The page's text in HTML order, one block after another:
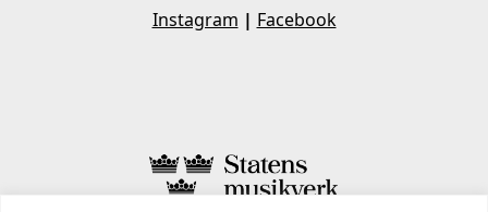
Instagram | Facebook